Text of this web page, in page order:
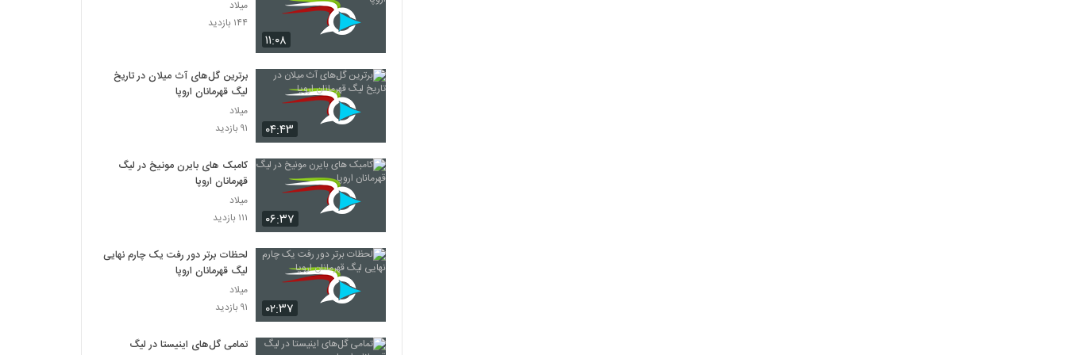
۱۱:۰۸
میلاد
۱۴۴ بازدید
۰۴:۴۳
برترین گل‌های آث میلان در تاریخ
لیگ قهرمانان اروپا
میلاد
۹۱ بازدید
۰۶:۳۷
کامبک های بایرن مونیخ در لیگ
قهرمانان اروپا
میلاد
۱۱۱ بازدید
۰۲:۳۷
لحظات برتر دور رفت یک چارم نهایی
لیگ قهرمانان اروپا
میلاد
۹۱ بازدید
تمامی گل‌های اینیستا در لیگ